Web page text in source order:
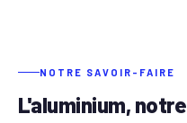
NOTRE SAVOIR-FAIRE
L'aluminium, notre